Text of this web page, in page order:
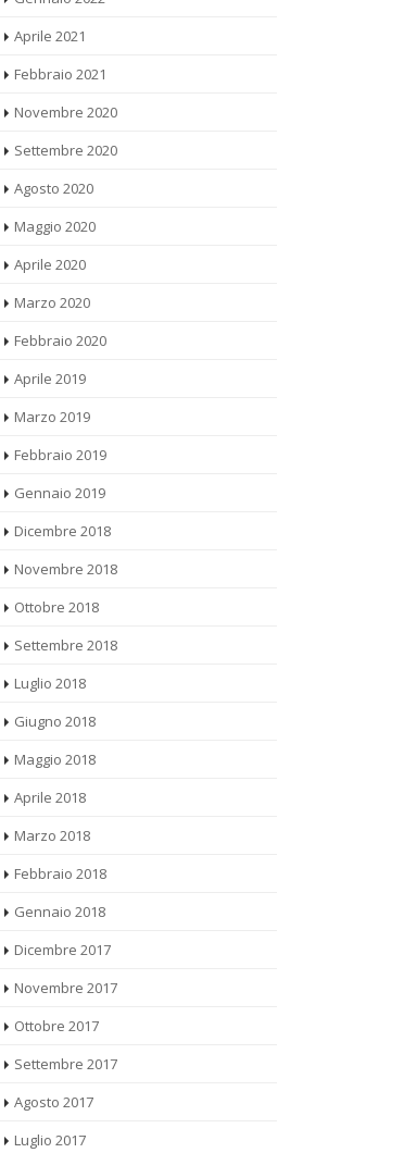
RAI: Comunicazione
su “Somma
equivalente al PdR
2016”
comunicazione risulta essere tardiva
perché successiva all’articolo
Aprile 2021
Febbraio 2021
Novembre 2020
Settembre 2020
Aprile 2020
Febbraio 2020
Aprile 2019
Febbraio 2019
Dicembre 2018
Novembre 2018
Ottobre 2018
Settembre 2018
Luglio 2018
Aprile 2018
Febbraio 2018
Dicembre 2017
Novembre 2017
Ottobre 2017
Settembre 2017
Luglio 2017